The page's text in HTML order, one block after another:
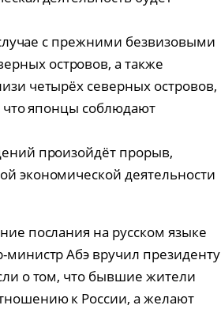
с прежними безвизовыми
островов, а также
четырёх северных островов,
что японцы соблюдают
произойдёт прорыв,
экономической деятельности
послания на русском языке
Абэ вручил президенту
о том, что бывшие жители
к России, а желают